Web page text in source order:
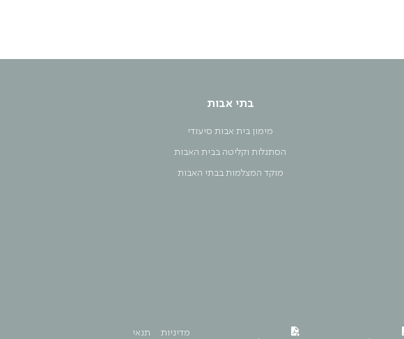
בתי אבות
מימון בית אבות סיעודי
הסתגלות וקליטה בבית האבות
מוקד המצלמות בבתי האבות
מדיניות תנאי